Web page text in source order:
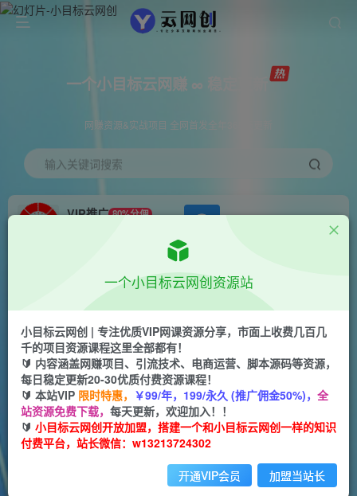
一个小目标云网赚 ∞ 稳定更新
网赚资源&实战项目 全网首发全年365天更新
输入关键词搜索
VIP推广 80%分佣
YouTube视频不露脸，免费AI工具无门槛，小白
轻松上手，月入美金不断
一个小目标云网创
2年前发布
YouTube视频不露脸，免费AI工具无门槛，小白轻松上手，月入美金不断
此内容为付费资源，请付费后查看
9.9 限时特惠
云币 99
付费资源
一个小目标云网创资源站
小目标云网创 | 专注优质VIP网课资源分享，市面上收费几百几
千的项目资源课程这里全部都有！
🔰 内容涵盖网赚项目、引流技术、电商运营、脚本源码等资源，
每日稳定更新20-30优质付费资源课程！
🔰 本站VIP 限时特惠， ￥99/年，199/永久 (推广佣金50%)， 全
站资源免费下载， 每天更新，欢迎加入！！
🔰 小目标云网创开放加盟，搭建一个和小目标云网创一样的知识
付费平台，站长微信：w13213724302
开通VIP会员 加盟当站长